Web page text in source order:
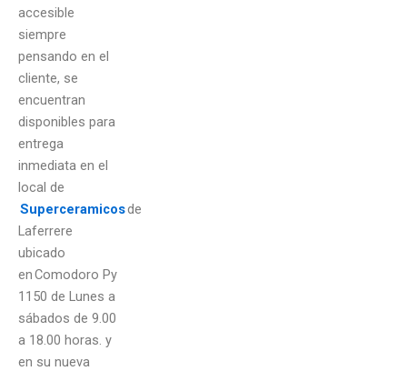
accesible
siempre
pensando en el
cliente, se
encuentran
disponibles para
entrega
inmediata en el
local de
Superceramicosde
Laferrere
ubicado
en Comodoro Py
1150 de Lunes a
sábados de 9.00
a 18.00 horas. y
en su nueva